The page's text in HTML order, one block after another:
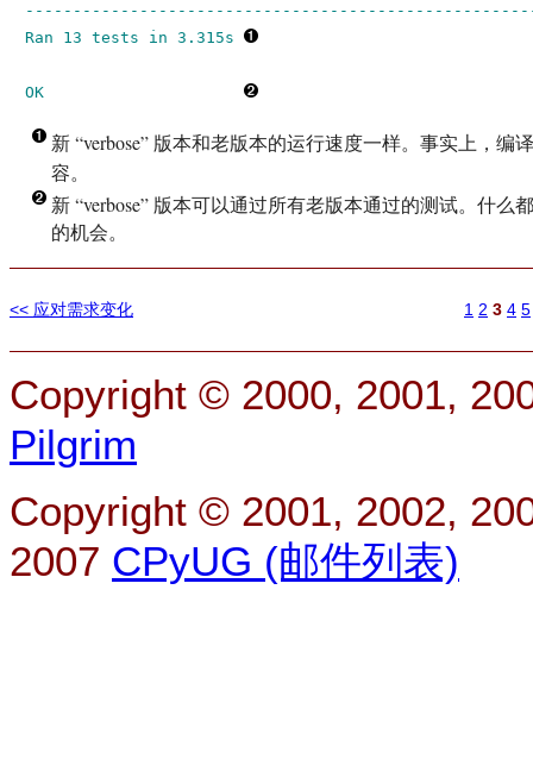
Ran 13 tests in 3.315s
OK
新 “verbose” 版本和老版本的运行速度一样。事实上，编
容。
新 “verbose” 版本可以通过所有老版本通过的测试。什么
的机会。
<< 应对需求变化 1 2 3 4 5
Copyright © 2000, 2001,
Pilgrim
Copyright © 2001, 2002,
2007 CPyUG (邮件列表)